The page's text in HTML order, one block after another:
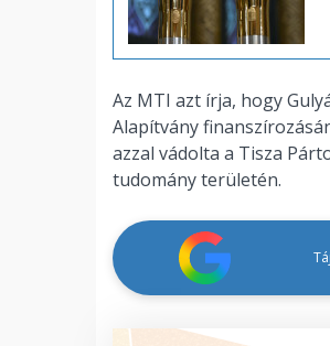
Az MTI azt írja, hogy
Alapítvány
azzal vádolta a Tisza
tudomány területén.